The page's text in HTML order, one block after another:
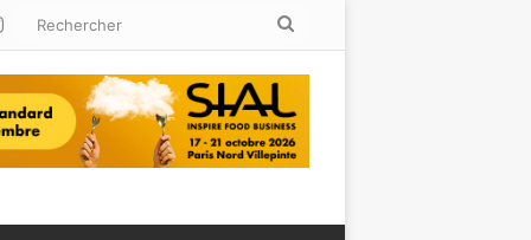
Instagram